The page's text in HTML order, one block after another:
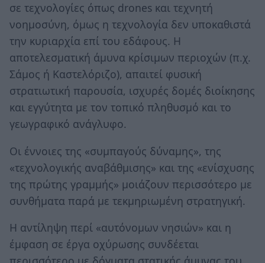
σε τεχνολογίες όπως drones και τεχνητή
νοημοσύνη, όμως η τεχνολογία δεν υποκαθιστά
την κυριαρχία επί του εδάφους. Η
αποτελεσματική άμυνα κρίσιμων περιοχών (π.χ.
Σάμος ή Καστελόριζο), απαιτεί φυσική
στρατιωτική παρουσία, ισχυρές δομές διοίκησης
και εγγύτητα με τον τοπικό πληθυσμό και το
γεωγραφικό ανάγλυφο.
Οι έννοιες της «συμπαγούς δύναμης», της
«τεχνολογικής αναβάθμισης» και της «ενίσχυσης
της πρώτης γραμμής» μοιάζουν περισσότερο με
συνθήματα παρά με τεκμηριωμένη στρατηγική.
Η αντίληψη περί «αυτόνομων νησιών» και η
έμφαση σε έργα οχύρωσης συνδέεται